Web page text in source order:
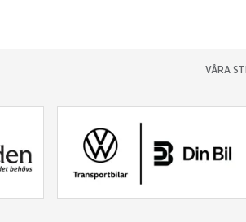
VÅRA